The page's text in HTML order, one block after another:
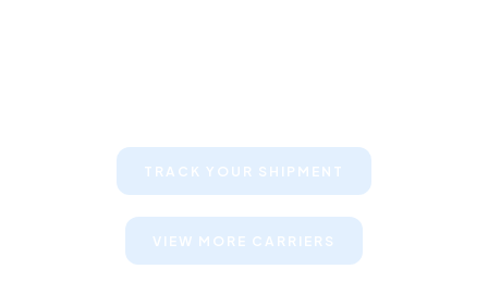
TRACK YOUR SHIPMENT
VIEW MORE CARRIERS